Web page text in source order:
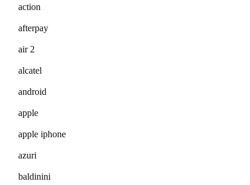
action
afterpay
air 2
alcatel
android
apple
apple iphone
azuri
baldinini